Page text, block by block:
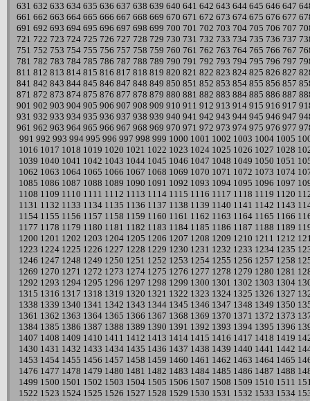
631 632 633 634 635 636 637 638 639 640 641 642 643 644 645 646 647
661 662 663 664 665 666 667 668 669 670 671 672 673 674 675 676 677
691 692 693 694 695 696 697 698 699 700 701 702 703 704 705 706 707
721 722 723 724 725 726 727 728 729 730 731 732 733 734 735 736 737
751 752 753 754 755 756 757 758 759 760 761 762 763 764 765 766 767
781 782 783 784 785 786 787 788 789 790 791 792 793 794 795 796 797
811 812 813 814 815 816 817 818 819 820 821 822 823 824 825 826 827
841 842 843 844 845 846 847 848 849 850 851 852 853 854 855 856 857
871 872 873 874 875 876 877 878 879 880 881 882 883 884 885 886 887
901 902 903 904 905 906 907 908 909 910 911 912 913 914 915 916 917
931 932 933 934 935 936 937 938 939 940 941 942 943 944 945 946 947
961 962 963 964 965 966 967 968 969 970 971 972 973 974 975 976 977
991 992 993 994 995 996 997 998 999 1000 1001 1002 1003 1004 1005
1016 1017 1018 1019 1020 1021 1022 1023 1024 1025 1026 1027 1028
1039 1040 1041 1042 1043 1044 1045 1046 1047 1048 1049 1050 1051
1062 1063 1064 1065 1066 1067 1068 1069 1070 1071 1072 1073 1074
1085 1086 1087 1088 1089 1090 1091 1092 1093 1094 1095 1096 1097
1108 1109 1110 1111 1112 1113 1114 1115 1116 1117 1118 1119 1120
1131 1132 1133 1134 1135 1136 1137 1138 1139 1140 1141 1142 1143
1154 1155 1156 1157 1158 1159 1160 1161 1162 1163 1164 1165 1166
1177 1178 1179 1180 1181 1182 1183 1184 1185 1186 1187 1188 1189
1200 1201 1202 1203 1204 1205 1206 1207 1208 1209 1210 1211 1212
1223 1224 1225 1226 1227 1228 1229 1230 1231 1232 1233 1234 1235
1246 1247 1248 1249 1250 1251 1252 1253 1254 1255 1256 1257 1258
1269 1270 1271 1272 1273 1274 1275 1276 1277 1278 1279 1280 1281
1292 1293 1294 1295 1296 1297 1298 1299 1300 1301 1302 1303 1304
1315 1316 1317 1318 1319 1320 1321 1322 1323 1324 1325 1326 1327
1338 1339 1340 1341 1342 1343 1344 1345 1346 1347 1348 1349 1350
1361 1362 1363 1364 1365 1366 1367 1368 1369 1370 1371 1372 1373
1384 1385 1386 1387 1388 1389 1390 1391 1392 1393 1394 1395 1396
1407 1408 1409 1410 1411 1412 1413 1414 1415 1416 1417 1418 1419
1430 1431 1432 1433 1434 1435 1436 1437 1438 1439 1440 1441 1442
1453 1454 1455 1456 1457 1458 1459 1460 1461 1462 1463 1464 1465
1476 1477 1478 1479 1480 1481 1482 1483 1484 1485 1486 1487 1488
1499 1500 1501 1502 1503 1504 1505 1506 1507 1508 1509 1510 1511
1522 1523 1524 1525 1526 1527 1528 1529 1530 1531 1532 1533 1534